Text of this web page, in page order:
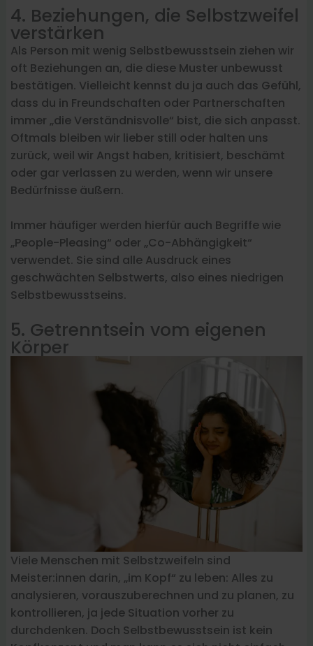
4. Beziehungen, die Selbstzweifel
verstärken
Als Person mit wenig Selbstbewusstsein ziehen wir
oft Beziehungen an, die diese Muster unbewusst
bestätigen. Vielleicht kennst du ja auch das Gefühl,
dass du in Freundschaften oder Partnerschaften
immer „die Verständnisvolle“ bist, die sich anpasst.
Oftmals bleiben wir lieber still oder halten uns
zurück, weil wir Angst haben, kritisiert, beschämt
oder gar verlassen zu werden, wenn wir unsere
Bedürfnisse äußern.
Immer häufiger werden hierfür auch Begriffe wie
„People-Pleasing“ oder „Co-Abhängigkeit“
verwendet. Sie sind alle Ausdruck eines
geschwächten Selbstwerts, also eines niedrigen
Selbstbewusstseins.
5. Getrenntsein vom eigenen
Körper
Viele Menschen mit Selbstzweifeln sind
Meister:innen darin, „im Kopf“ zu leben: Alles zu
analysieren, vorauszuberechnen und zu planen, zu
kontrollieren, ja jede Situation vorher zu
durchdenken. Doch Selbstbewusstsein ist kein